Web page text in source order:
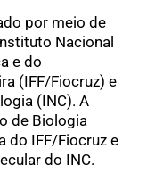
por meio de
Nacional
e do
(IFF/Fiocruz) e
(INC). A
de Biologia
do IFF/Fiocruz e
do INC.